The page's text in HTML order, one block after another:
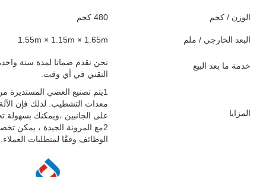
الوزن / كجم 480 كجم
البعد الخارجي / ملم 1.55m × 1.15m × 1.65m
خدمة ما بعد البيع
نحن نقدم ضمانا لمدة سنة
التقني في أي وقت.
المزايا
1يتم تصنيع العصي المستديرة
معدات التشطيب. لذلك فإن
على الجانبين ،ويمكنك بسهولة
2مع المرونة الجيدة ، يمكن
الوظائف وفقًا لمتطلبات العملاء.